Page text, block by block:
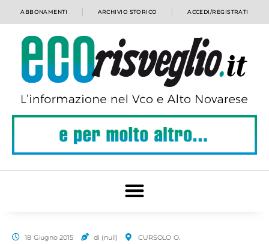
ABBONAMENTI ARCHIVIO STORICO ACCEDI/REGISTRATI
18 Giugno 2015 di (null) CURSOLO O.